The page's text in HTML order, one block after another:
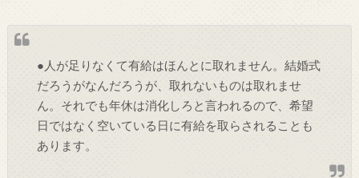
●人が足りなくて有給はほんとに取れません。結婚式
だろうがなんだろうが、取れないものは取れませ
ん。それでも年休は消化しろと言われるので、希望
日ではなく空いている日に有給を取らされることも
あります。